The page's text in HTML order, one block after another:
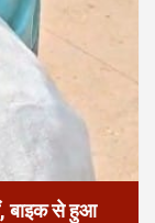
बाइक से हुआ